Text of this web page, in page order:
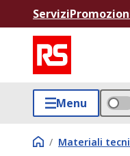
Servizi
Menu
/ Materiali